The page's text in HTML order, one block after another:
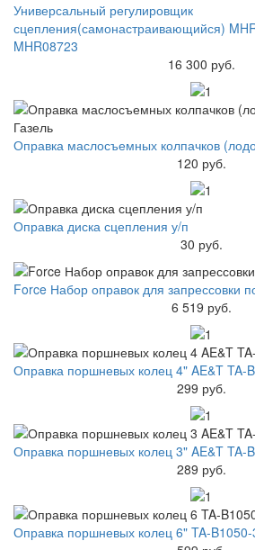
Универсальный регулировщик
сцепления(самонастраивающийся)
MHR08723
16 300 руб.
Оправка маслосъемных колпачков
120 руб.
Оправка диска сцепления у/п
30 руб.
Force Набор оправок для запрессовки
6 519 руб.
Оправка поршневых колец 4" AE&T TA-
299 руб.
Оправка поршневых колец 3" AE&T TA-
289 руб.
Оправка поршневых колец 6" TA-B1050-